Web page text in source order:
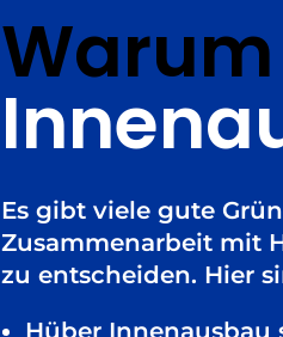
Warum
Es gibt viele gute
Zusammenarbeit mit
zu entscheiden. Hier